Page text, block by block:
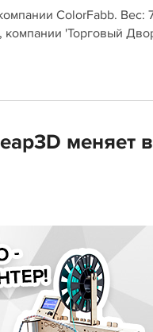
ColorFabb. Вес:
компании 'Торговый
меняет